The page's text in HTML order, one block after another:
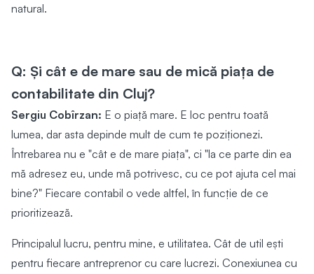
natural.
Q: Și cât e de mare sau de mică piața de
contabilitate din Cluj?
Sergiu Cobîrzan: E o piață mare. E loc pentru toată
lumea, dar asta depinde mult de cum te poziționezi.
Întrebarea nu e "cât e de mare piața", ci "la ce parte din ea
mă adresez eu, unde mă potrivesc, cu ce pot ajuta cel mai
bine?" Fiecare contabil o vede altfel, în funcție de ce
prioritizează.
Principalul lucru, pentru mine, e utilitatea. Cât de util ești
pentru fiecare antreprenor cu care lucrezi. Conexiunea cu